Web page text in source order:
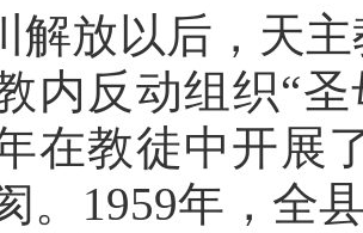
解放以后，天
内反动组织“
在教徒中开展
。1959年，全